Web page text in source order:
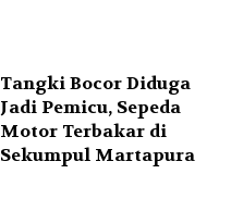
Tangki Bocor Diduga
Jadi Pemicu, Sepeda
Motor Terbakar di
Sekumpul Martapura